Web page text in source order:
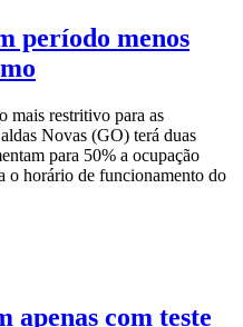
período menos
mais restritivo para as
Novas (GO) terá duas
para 50% a ocupação
o horário de funcionamento do
apenas com teste